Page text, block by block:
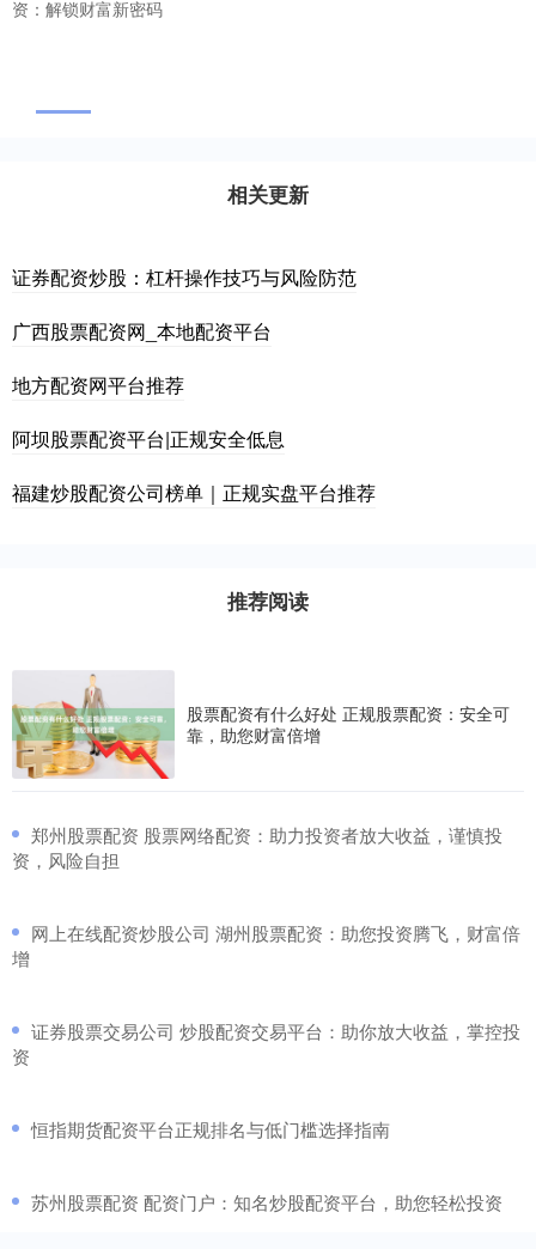
资：解锁财富新密码
相关更新
证券配资炒股：杠杆操作技巧与风险防范
广西股票配资网_本地配资平台
地方配资网平台推荐
阿坝股票配资平台|正规安全低息
福建炒股配资公司榜单｜正规实盘平台推荐
推荐阅读
股票配资有什么好处 正规股票配资：安全可
靠，助您财富倍增
​郑州股票配资 股票网络配资：助力投资者放大收益，谨慎投
资，风险自担
​网上在线配资炒股公司 湖州股票配资：助您投资腾飞，财富倍
增
​证券股票交易公司 炒股配资交易平台：助你放大收益，掌控投
资
​恒指期货配资平台正规排名与低门槛选择指南
​苏州股票配资 配资门户：知名炒股配资平台，助您轻松投资